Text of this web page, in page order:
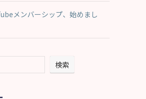
メンバーシップ、始めまし
検索